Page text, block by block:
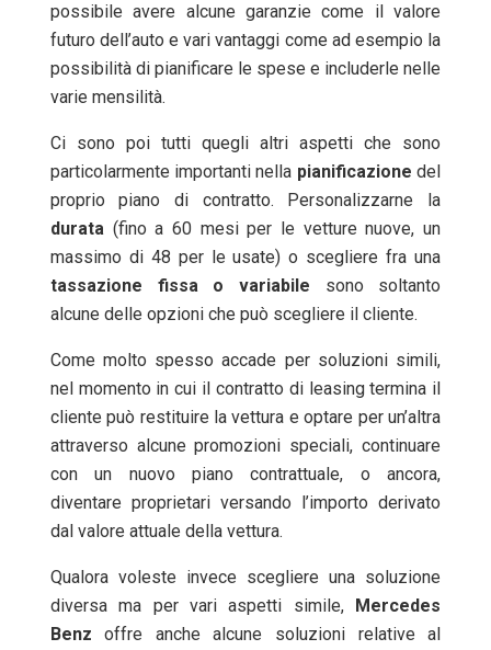
possibile avere alcune garanzie come il valore
futuro dell’auto e vari vantaggi come ad esempio la
possibilità di pianificare le spese e includerle nelle
varie mensilità.
Ci sono poi tutti quegli altri aspetti che sono
particolarmente importanti nella pianificazione del
proprio piano di contratto. Personalizzarne la
durata(fino a 60 mesi per le vetture nuove, un
massimo di 48 per le usate) o scegliere fra una
tassazione
fissa o variabile sono soltanto
alcune delle opzioni che può scegliere il cliente.
Come molto spesso accade per soluzioni simili,
nel momento in cui il contratto di leasing termina il
cliente può restituire la vettura e optare per un’altra
attraverso alcune promozioni speciali, continuare
con un nuovo piano contrattuale, o ancora,
diventare proprietari versando l’importo derivato
dal valore attuale della vettura.
Qualora voleste invece scegliere una soluzione
diversa ma per vari aspetti simile,
Mercedes
Benz offre anche alcune soluzioni relative al